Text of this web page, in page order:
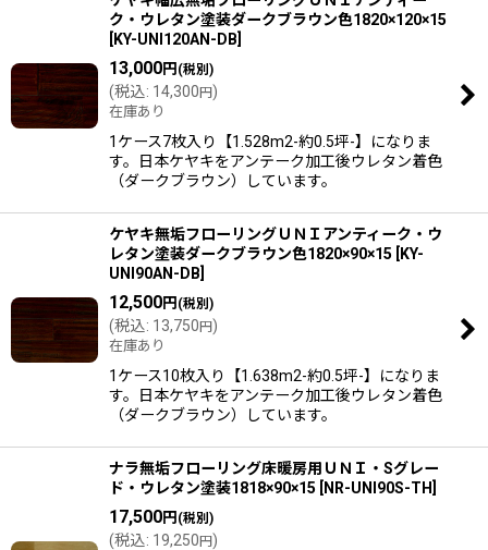
ク・ウレタン塗装ダークブラウン色1820×120×15
KY-UNI120AN-DB
13,000円 (税別)
(税込: 14,300円)
在庫あり
1ケース7枚入り【1.528m2-約0.5坪-】になりま
す。日本ケヤキをアンテーク加工後ウレタン着色
（ダークブラウン）しています。
ケヤキ無垢フローリングＵＮＩアンティーク・ウ
レタン塗装ダークブラウン色1820×90×15
KY-
UNI90AN-DB
12,500円 (税別)
(税込: 13,750円)
在庫あり
1ケース10枚入り【1.638m2-約0.5坪-】になりま
す。日本ケヤキをアンテーク加工後ウレタン着色
（ダークブラウン）しています。
ナラ無垢フローリング床暖房用ＵＮＩ・Sグレー
ド・ウレタン塗装1818×90×15
NR-UNI90S-TH
17,500円 (税別)
(税込: 19,250円)